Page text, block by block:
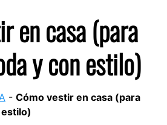
en casa (para
y con estilo)
- Cómo vestir en casa (para